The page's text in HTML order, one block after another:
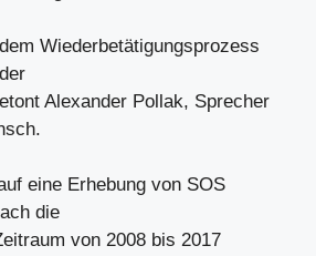
Wiederbetätigungsprozess
Alexander Pollak, Sprecher
eine Erhebung von SOS
die
von 2008 bis 2017